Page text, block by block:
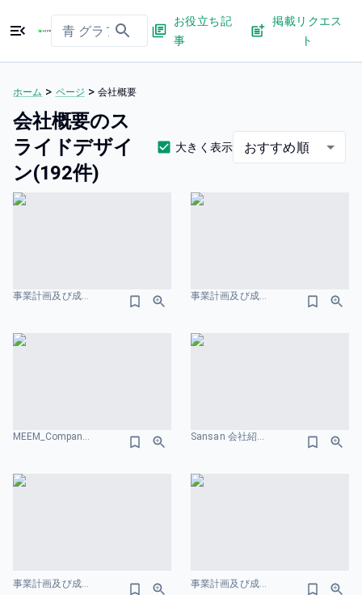
お役立ち記
事
掲載リクエス
ト
ホーム > ページ > 会社概要
会社概要のス
ライドデザイ
ン(192件)
大きく表示 おすすめ順
事業計画及び成長可能性に関する事項 株式会社ジグザグ 会社概要のスライドデザイン 事業計画及び成長可能性に関する事項-株式会社フーディソン 会社概要のスライドデザイン
MEEM_Company_Deck202512.pdf 会社概要のスライドデザイン Sansan 会社紹介資料 会社概要のスライドデザイン
事業計画及び成⻑可能性に関する事項 AnyMind Group 株式会社 2026年3⽉ 会社概要のスライドデザイン 事業計画及び成長可能性に関する事項-gooddays ホールディングス株式会社 会社概要のスライドデザイン